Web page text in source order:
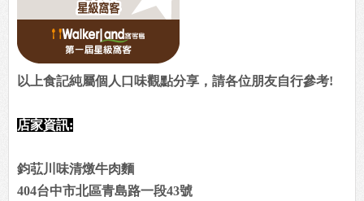
以上食記純屬個人口味觀點分享，請各位朋友自行參考!
店家資訊:
鈞苰川味清燉牛肉麵
404台中市北區青島路一段43號